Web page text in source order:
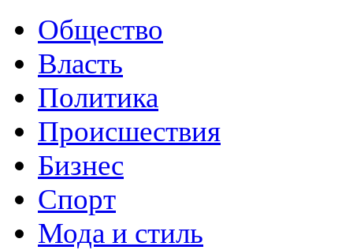
Общество
Власть
Политика
Происшествия
Бизнес
Спорт
Мода и стиль